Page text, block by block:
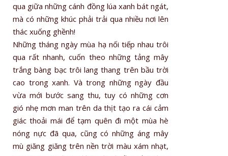
qua giữa những cánh đồng lúa xanh bát ngát,
mà có những khúc phải trải qua nhiều nơi lên
thác xuống ghềnh!
Những tháng ngày mùa hạ nối tiếp nhau trôi
qua rất nhanh, cuốn theo những tảng mây
trắng bàng bạc trôi lang thang trên bầu trời
cao trong xanh. Và trong những ngày đầu
vừa mới bước sang thu, tuy có những cơn
gió nhẹ mơn man trên da thịt tạo ra cái cảm
giác thoải mái để tạm quên đi một mùa hè
nóng nực đã qua, cũng có những áng mây
mù giăng giăng trên nền trời màu xám nhạt,